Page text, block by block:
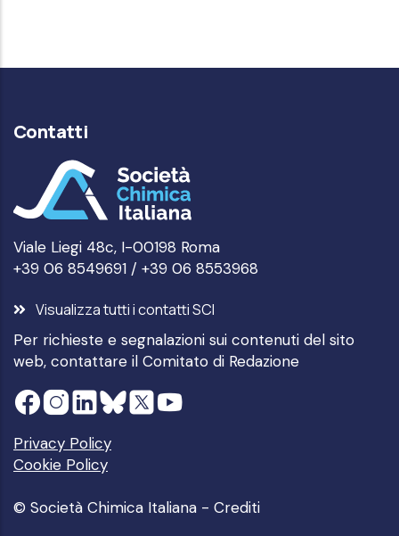
Contatti
Viale Liegi 48c, I-00198 Roma
+39 06 8549691 / +39 06 8553968
Visualizza tutti i contatti SCI
Per richieste e segnalazioni sui contenuti del sito
web, contattare il Comitato di Redazione
Privacy Policy
Cookie Policy
© Società Chimica Italiana - Crediti